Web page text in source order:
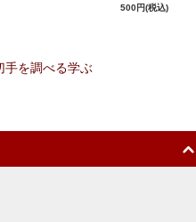
500円(税込)